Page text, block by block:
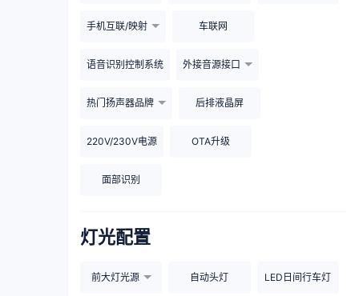
手机互联/映射 车联网
语音识别控制系统 外接音源接口
热门扬声器品牌 后排液晶屏
220V/230V电源 OTA升级
面部识别
灯光配置
前大灯光源 自动头灯 LED日间行车灯